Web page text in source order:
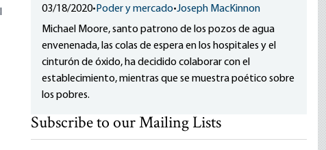
03/18/2020• Poder y mercado•Joseph MacKinnon
Michael Moore, santo patrono de los pozos de agua
envenenada, las colas de espera en los hospitales y el
cinturón de óxido, ha decidido colaborar con el
establecimiento, mientras que se muestra poético sobre
los pobres.
Subscribe to our Mailing Lists